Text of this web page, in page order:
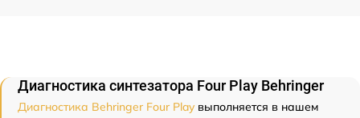
Диагностика синтезатора Four Play Behringer
Диагностика Behringer Four Playвыполняется в нашем